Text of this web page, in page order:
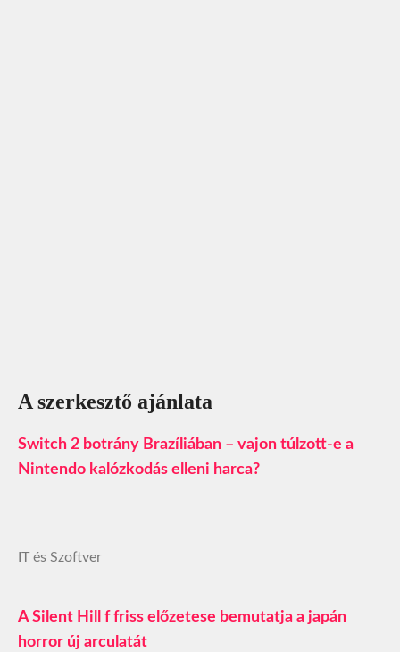
A szerkesztő ajánlata
Switch 2 botrány Brazíliában – vajon túlzott-e a
Nintendo kalózkodás elleni harca?
IT és Szoftver
A Silent Hill f friss előzetese bemutatja a japán
horror új arculatát